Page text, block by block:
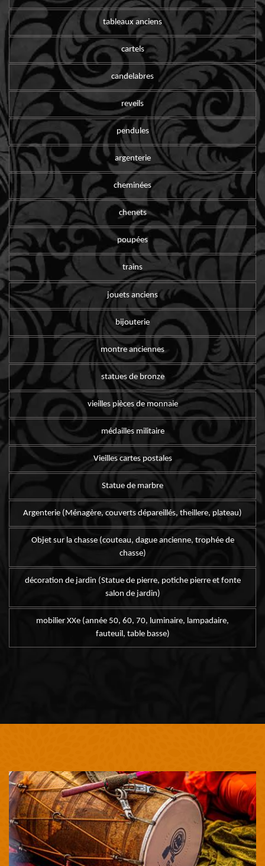
tableaux anciens
cartels
candelabres
reveils
pendules
argenterie
cheminées
chenets
poupées
trains
jouets anciens
bijouterie
montre anciennes
statues de bronze
vieilles pièces de monnaie
médailles militaire
Vieilles cartes postales
Statue de marbre
Argenterie (Ménagère, couverts dépareillés, theillere, plateau)
Objet sur la chasse (couteau, dague ancienne, trophée de
chasse)
décoration de jardin (Statue de pierre, potiche pierre et fonte
salon de jardin)
mobilier XXe (année 50, 60, 70, luminaire, lampadaire,
fauteuil, table basse)